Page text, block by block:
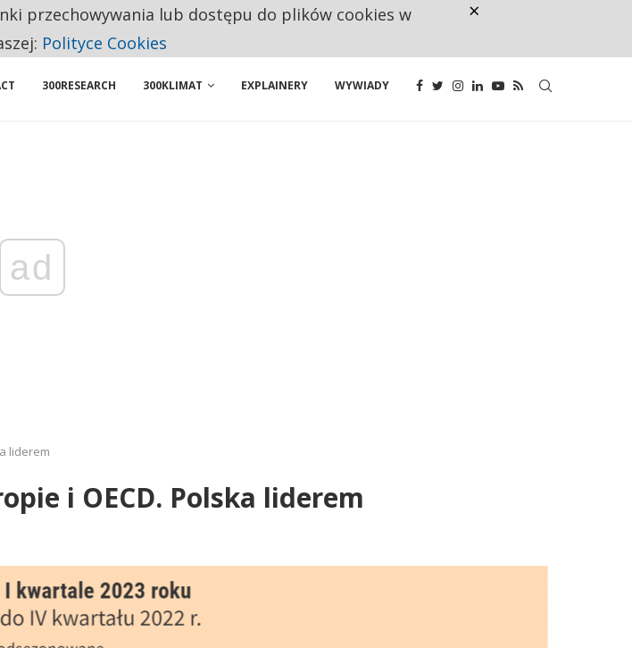
Z POLSKI
300RESEARCH 300KLIMAT EXPLAINERY WYWIADY
ad
liderem
i OECD. Polska liderem
przechowywania lub dostępu do plików cookies w
Polityce Cookies
×